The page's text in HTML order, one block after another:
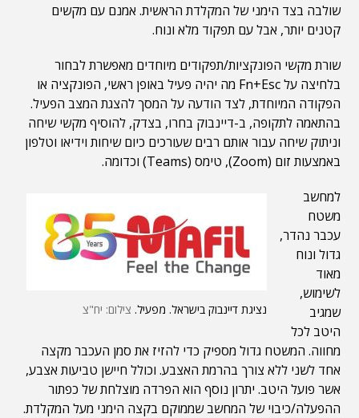
שולבה בצד הימני של המקלדת הראשית. אמנם עם מקשים
קטנים יותר, אבל עם תפקוד מלא ונוח.
שורת מקשי הפונקציות/תפקודים מיוחדים מאפשרת לבחור
בלחיצה על Fn+Esc מה יהיה פעיל באופן ראשי, הפונקציה או
הפקודה המיוחדת, לצד הודעה על המסך להצגת המצב הפעיל.
בהתאמה לתקופה, ב-דיינבוק בחרו, בצדק, להוסיף מקשי שיחה
וניתוק שיחה עבור אותם רבים שעורכים כיום שיחות וידיאו וטלפון
באמצעות זום (Zoom), טימס (Teams) וכדומה.
נציגת דיינבוק בישראל. מפעיל. צילום: יח"צ
למחשב
משטח
עכבר נהדר,
גדול ונוח
מאוד
לשימוש,
שמגיב
היטב לכל
מחווה. המשטח גדול מספיק כדי להזיז את סמן העכבר מקצה
אחד לשני ללא צורך בהרמת האצבע. וכולל חיישן טביעות אצבע,
אשר פועל היטב. יתרון נוסף הוא הפרדה מוצלחת של כפתור
ההפעלה/כיבוי של המחשב שממוקם בקצה הימני מעל המקלדת.